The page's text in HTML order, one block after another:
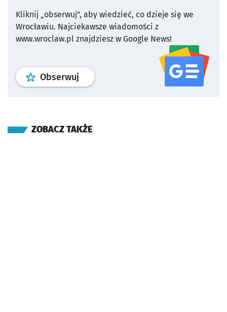
Kliknij „obserwuj”, aby wiedzieć, co dzieje się we
Wrocławiu. Najciekawsze wiadomości z
www.wroclaw.pl znajdziesz w Google News!
Obserwuj profil serwisu
ZOBACZ TAKŻE